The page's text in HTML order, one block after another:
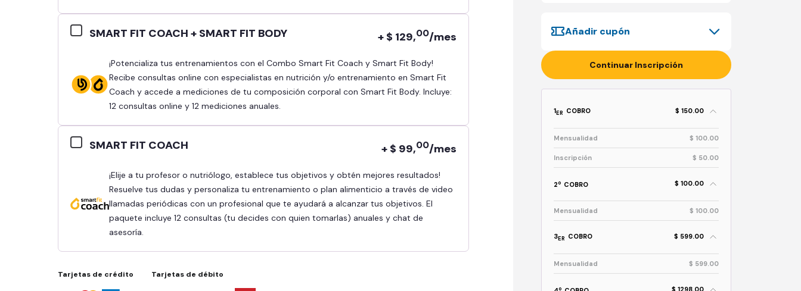
SMART FIT COACH + SMART FIT BODY + $ 129,00/mes
¡Potencializa tus entrenamientos con el Combo Smart Fit Coach y Smart Fit Body!
Recibe consultas online con especialistas en nutrición y/o entrenamiento en Smart Fit
Coach y accede a mediciones de tu composición corporal con Smart Fit Body. Incluye:
12 consultas online y 12 mediciones anuales.
SMART FIT COACH + $ 99,00/mes
¡Elije a tu profesor o nutriólogo, establece tus objetivos y obtén mejores resultados!
Resuelve tus dudas y personaliza tu entrenamiento o plan alimenticio a través de video
llamadas periódicas con un profesional que te ayudará a alcanzar tus objetivos. El
paquete incluye 12 consultas (tu decides con quien tomarlas) anuales y chat de
asesoría.
Tarjetas de crédito Tarjetas de débito
Añadir cupón
Continuar Inscripción
1ER COBRO $ 150.00
Mensualidad $ 100.00
Inscripción $ 50.00
2o COBRO $ 100.00
Mensualidad $ 100.00
3ER COBRO $ 599.00
Mensualidad $ 599.00
o